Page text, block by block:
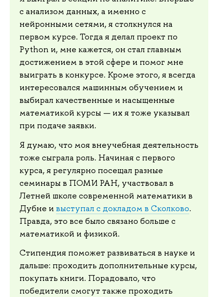
с анализом данных, а именно с
нейронными сетями, я столкнулся на
первом курсе. Тогда я делал проект по
Python и, мне кажется, он стал главным
достижением в этой сфере и помог мне
выиграть в конкурсе. Кроме этого, я всегда
интересовался машинным обучением и
выбирал качественные и насыщенные
математикой курсы — их я тоже указывал
при подаче заявки.
Я думаю, что моя внеучебная деятельность
тоже сыграла роль. Начиная с первого
курса, я регулярно посещал разные
семинары в ПОМИ РАН, участвовал в
Летней школе современной математики в
Дубне и выступал с докладом в Сколково.
Правда, это все было связано больше с
математикой и физикой.
Стипендия поможет развиваться в науке и
дальше: проходить дополнительные курсы,
покупать книги. Порадовало, что
победители смогут также проходить